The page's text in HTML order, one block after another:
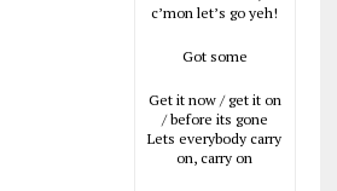
c’mon let’s go yeh!
Got some
Get it now / get it on
/ before its gone
Lets everybody carry
on, carry on